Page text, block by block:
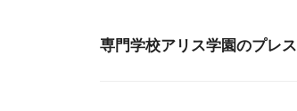
専門学校アリス学園のプレ